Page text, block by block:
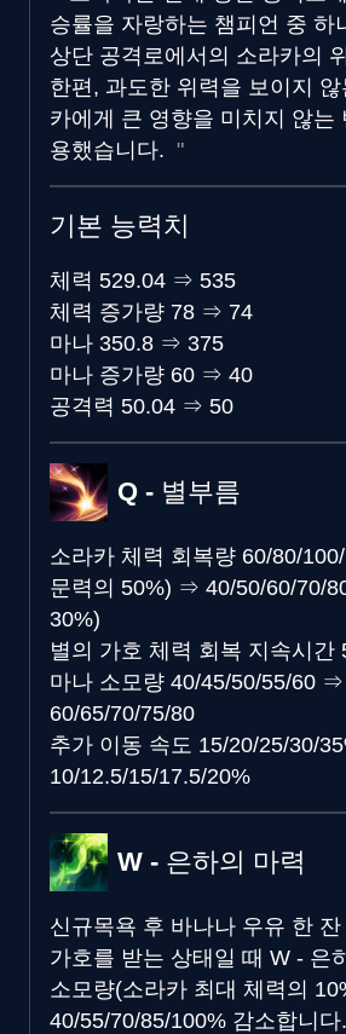
승률을 자랑하는 챔피언 중 하
상단 공격로에서의 소라카의
한편, 과도한 위력을 보이지
카에게 큰 영향을 미치지 않는
용했습니다.
기본 능력치
체력 529.04 ⇒ 535
체력 증가량 78 ⇒ 74
마나 350.8 ⇒ 375
마나 증가량 60 ⇒ 40
공격력 50.04 ⇒ 50
Q - 별부름
소라카 체력 회복량 60/80/
문력의 50%) ⇒ 40/50/60/70/
30%)
별의 가호 체력 회복 지속시간
마나 소모량 40/45/50/55/60 ⇒
60/65/70/75/80
추가 이동 속도 15/20/25/30/
10/12.5/15/17.5/20%
W - 은하의 마력
신규목욕 후 바나나 우유 한 잔
가호를 받는 상태일 때 W - 은
소모량(소라카 최대 체력의
40/55/70/85/100% 감소합니다.